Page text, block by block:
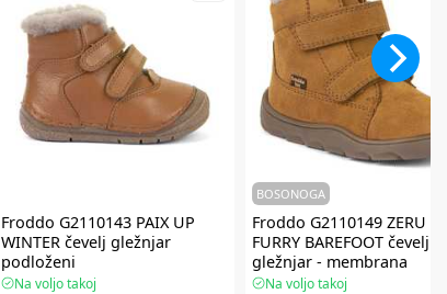
Froddo G2110143 PAIX UP
WINTER čevelj gležnjar
podloženi
Na voljo takoj
BOSONOGA
Froddo G2110149 ZERU
FURRY BAREFOOT čevelj
gležnjar - membrana
Na voljo takoj